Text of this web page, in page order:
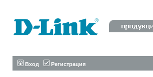
Вход Регистрация